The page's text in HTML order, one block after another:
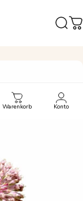
Warenkorb Konto